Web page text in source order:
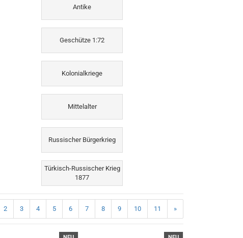
Antike
Geschütze 1:72
Kolonialkriege
Mittelalter
Russischer Bürgerkrieg
Türkisch-Russischer Krieg
1877
2 3 4 5 6 7 8 9 10 11 »